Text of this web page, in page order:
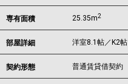
専有面積 25.35m2
部屋詳細 洋室8.1帖／K2帖
契約形態 普通賃貸借契約